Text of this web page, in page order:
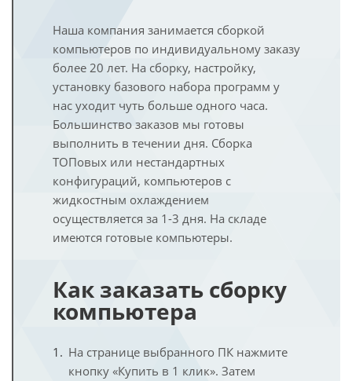
Наша компания занимается сборкой
компьютеров по индивидуальному заказу
более 20 лет. На сборку, настройку,
установку базового набора программ у
нас уходит чуть больше одного часа.
Большинство заказов мы готовы
выполнить в течении дня. Сборка
ТОПовых или нестандартных
конфигураций, компьютеров с
жидкостным охлаждением
осуществляется за 1-3 дня. На складе
имеются готовые компьютеры.
Как заказать сборку
компьютера
На странице выбранного ПК нажмите
кнопку «Купить в 1 клик». Затем